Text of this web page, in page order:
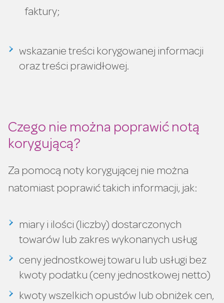
faktury;
wskazanie treści korygowanej informacji
oraz treści prawidłowej.
Czego nie można poprawić notą
korygującą?
Za pomocą noty korygującej nie można
natomiast poprawić takich informacji, jak:
miary i ilości (liczby) dostarczonych
towarów lub zakres wykonanych usług
ceny jednostkowej towaru lub usługi bez
kwoty podatku (ceny jednostkowej netto)
kwoty wszelkich opustów lub obniżek cen,